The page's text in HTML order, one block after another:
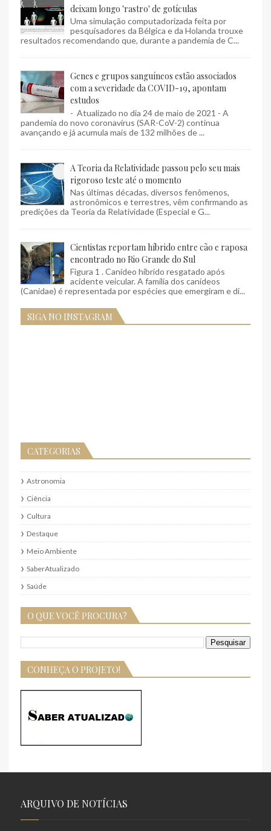
deixam longo 'rastro' de gotículas
Uma simulação computadorizada feita por
pesquisadores da Bélgica e da Holanda trouxe
resultados recomendando que, durante a pandemia de C...
Genes e grupos sanguíneos estão associados
com a severidade da COVID-19, apontam
estudos
- Atualizado no dia 24 de maio de 2021 - A
pandemia do novo coronavírus (SAR-CoV-2) continua
avançando e já acumula mais de 132 milhões de ...
A Teoria da Relatividade passou pelo seu mais
rigoroso teste até o momento
Nas últimas décadas, diversos fenômenos,
astronômicos e terrestres, vêm confirmando as
predições da Teoria da Relatividade (Especial e G...
Cientistas reportam híbrido entre cão e raposa
encontrado no Rio Grande do Sul
Figura 1 . Canídeo híbrido resgatado após
acidente veicular. A família dos canídeos
(Canidae) é representada por espécies que emergiram e di...
SIGA NO INSTAGRAM
CATEGORIAS
Astronomia
Ciência
Cultura
Destaque
Meio Ambiente
SaberAtualizado
Saúde
O QUE VOCÊ PROCURA?
CONHEÇA O PROJETO!
ARQUIVO DE NOTÍCIAS